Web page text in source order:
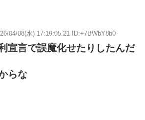
04/08(水) 17:19:05.21 ID:+7BWbY8b0
宣言で誤魔化せたりしたんだ
らな